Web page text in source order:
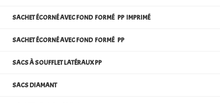
SACHET ÉCORNÉ AVEC FOND FORMÉ PP IMPRIMÉ
SACHET ÉCORNÉ AVEC FOND FORMÉ PP
SACS À SOUFFLET LATÉRAUX PP
SACS DIAMANT